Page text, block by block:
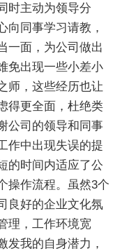
时主动为领导分
向同事学习请教，
一面，为公司做出
免出现一些小差小
师，这些经历也让
得更全面，杜绝类
公司的领导和同事
作中出现失误的提
的时间内适应了公
操作流程。虽然3个
良好的企业文化氛
理，工作环境宽
发我的自身潜力，